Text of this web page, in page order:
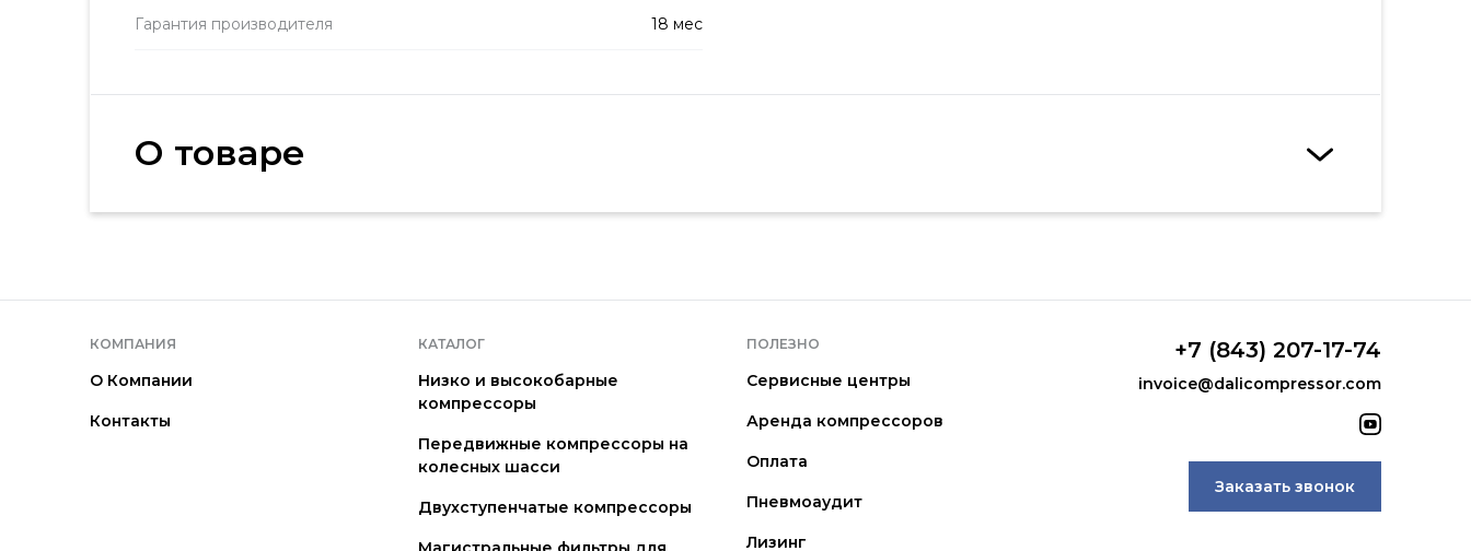
Гарантия производителя 18 мес
О товаре
КОМПАНИЯ
О Компании
Контакты
КАТАЛОГ
Низко и высокобарные
компрессоры
Передвижные компрессоры на
колесных шасси
Двухступенчатые компрессоры
ПОЛЕЗНО
Сервисные центры
Аренда компрессоров
Оплата
Пневмоаудит
Лизинг
+7 (843) 207-17-74
invoice@dalicompressor.com
Заказать звонок